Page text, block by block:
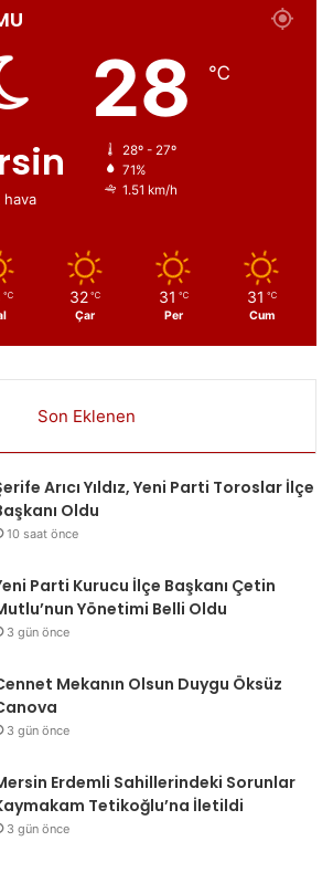
hava
28 ℃
28º - 27º
71%
1.51 km/h
℃ 32 ℃
Çar
31 ℃
Per
31 ℃
Cum
Son Eklenen
Arıcı Yıldız, Yeni Parti Toroslar İlçe
Oldu
10 saat önce
Parti Kurucu İlçe Başkanı Çetin
Yönetimi Belli Oldu
3 gün önce
Mekanın Olsun Duygu Öksüz
3 gün önce
Erdemli Sahillerindeki Sorunlar
Tetikoğlu’na İletildi
3 gün önce